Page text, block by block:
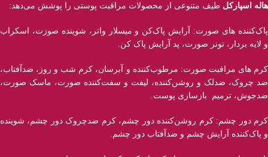
هاله اسپارکل طیف متنوعی از محصولات مراقبت پوستی را پوشش می‌دهد:
پاک‌کننده ‌های صورت: آرایش پاک‌کن و میسلار واتر، شوینده صوزت، اسکراب
و لایه بردار، تونر صورت، پد آرایش پاک کن.
کرم های مراقبت صورت: مرطوب‌کننده و آبرسان، کرم شب و روز، ضدآفتاب،
ضد چروک، ضدلک و روشن‌کننده، لیفت و سفت‌کننده صورت، ماسک صورت،
ضدجوش، ترمیم بازسازی پوست.
کرم دور چشم: کرم روشن‌کننده دور چشم، کرم ضدچروک دور چشم، شوینده
و پاک‌کننده آرایش چشم و ضدآفتاب دور چشم.